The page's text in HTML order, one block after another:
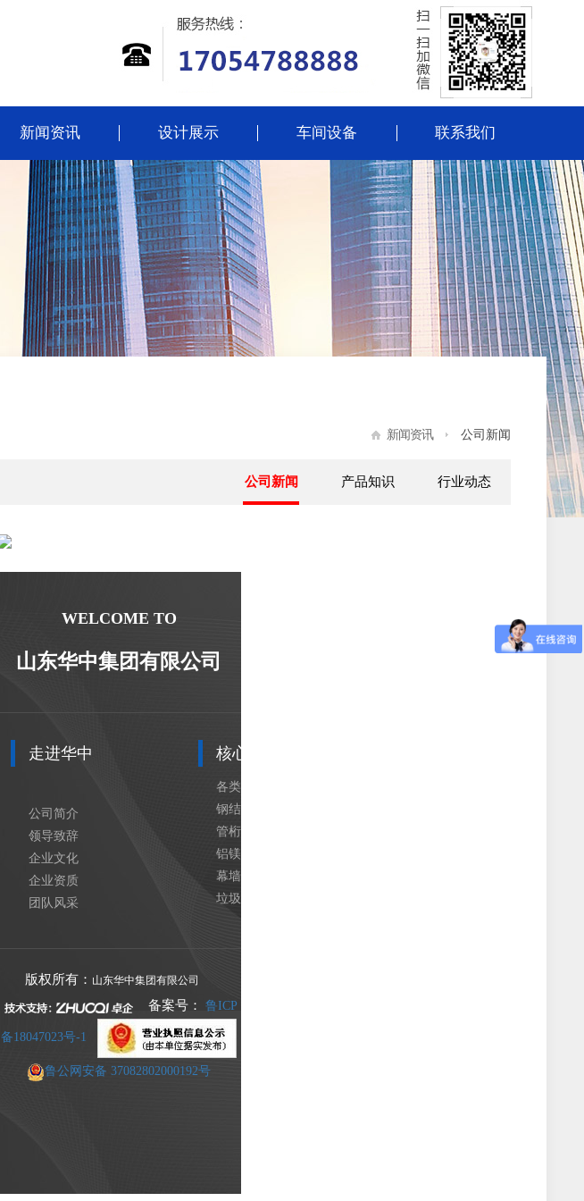
新闻资讯 设计展示 车间设备 联系我们
新闻资讯 公司新闻
公司新闻 产品知识 行业动态
WELCOME TO
山东华中集团有限公司
走进华中
公司简介
领导致辞
企业文化
企业资质
团队风采
核心产品
各类网架
钢结构
管桁架
铝镁锰系列
幕墙工程
垃圾电厂桁架封闭
版权所有： 山东华中集团有限公司
备案号：鲁ICP
备18047023号-1
鲁公网安备 37082802000192号